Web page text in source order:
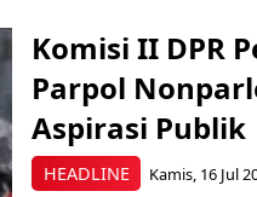
HEADLINE
Komisi II DPR
Parpol
Aspirasi Publik
Kamis, 16 Jul